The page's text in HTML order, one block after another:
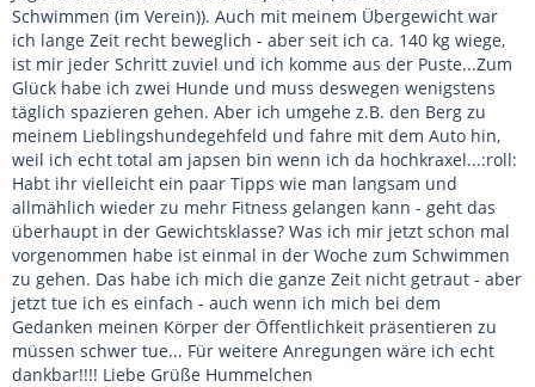
Schwimmen (im Verein)). Auch mit meinem Übergewicht war
ich lange Zeit recht beweglich - aber seit ich ca. 140 kg wiege,
ist mir jeder Schritt zuviel und ich komme aus der Puste...Zum
Glück habe ich zwei Hunde und muss deswegen wenigstens
täglich spazieren gehen. Aber ich umgehe z.B. den Berg zu
meinem Lieblingshundegehfeld und fahre mit dem Auto hin,
weil ich echt total am japsen bin wenn ich da hochkraxel...:roll:
Habt ihr vielleicht ein paar Tipps wie man langsam und
allmählich wieder zu mehr Fitness gelangen kann - geht das
überhaupt in der Gewichtsklasse? Was ich mir jetzt schon mal
vorgenommen habe ist einmal in der Woche zum Schwimmen
zu gehen. Das habe ich mich die ganze Zeit nicht getraut - aber
jetzt tue ich es einfach - auch wenn ich mich bei dem
Gedanken meinen Körper der Öffentlichkeit präsentieren zu
müssen schwer tue... Für weitere Anregungen wäre ich echt
dankbar!!!! Liebe Grüße Hummelchen